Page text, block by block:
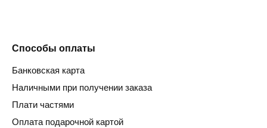
Способы оплаты
Банковская карта
Наличными при получении заказа
Плати частями
Оплата подарочной картой